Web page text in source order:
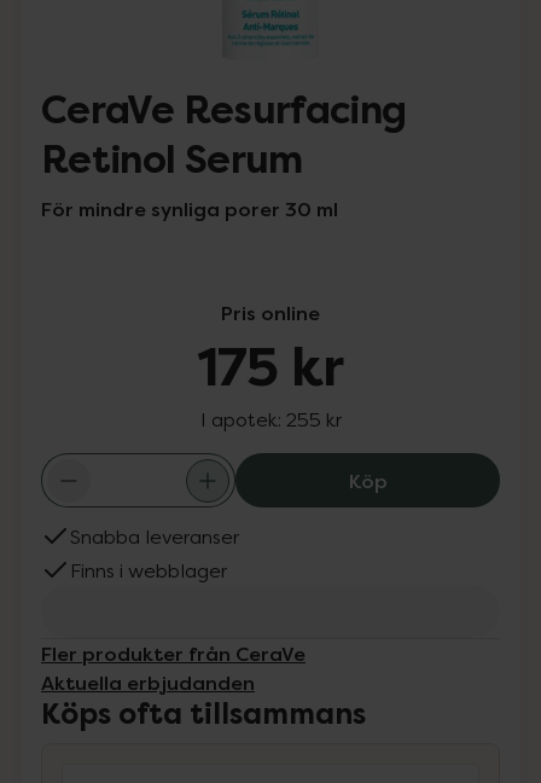
CeraVe Resurfacing
Retinol Serum
För mindre synliga porer 30 ml
Pris online
175 kr
I apotek: 255 kr
KöpCeraVe
Snabba leveranser
Finns i webblager
Fler produkter från CeraVe
Aktuella erbjudanden
Köps ofta tillsammans